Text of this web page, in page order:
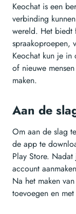
Keochat is een
verbinding
wereld. Het biedt
spraakoproepen,
Keochat kun je
of nieuwe
maken.
Aan de
Om aan de slag
de app te
Play Store.
account
Na het maken
toevoegen en